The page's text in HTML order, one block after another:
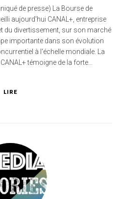
de presse) La Bourse de
aujourd'hui CANAL+, entreprise
du divertissement, sur son marché
importante dans son évolution
à l'échelle mondiale. La
témoigne de la forte...
LIRE